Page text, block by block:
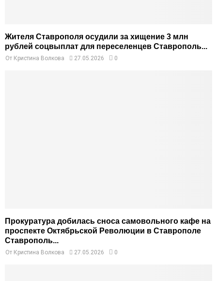
Жителя Ставрополя осудили за хищение 3 млн
рублей соцвыплат для переселенцев Ставрополь...
От Кристина Волкова 27.05.2026 0
Прокуратура добилась сноса самовольного кафе на
проспекте Октябрьской Революции в Ставрополе
Ставрополь...
От Кристина Волкова 27.05.2026 0